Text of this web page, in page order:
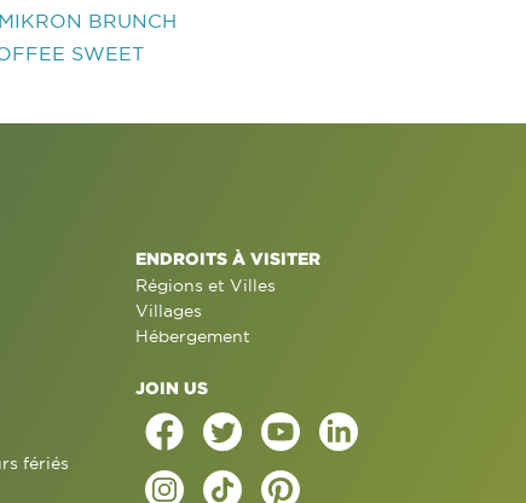
BRUNCH
SWEET
fériés
ENDROITS À VISITER
Régions et Villes
Villages
Hébergement
JOIN US